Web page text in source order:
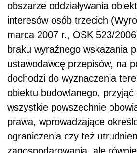
obszarze oddziaływania
interesów osób trzecich
marca 2007 r., OSK 523/
braku wyraźnego wskazania
ustawodawcę przepisów, na
dochodzi do wyznaczenia
obiektu budowlanego,
wszystkie powszechnie
prawa, wprowadzające
ograniczenia czy też
zagospodarowania, ale